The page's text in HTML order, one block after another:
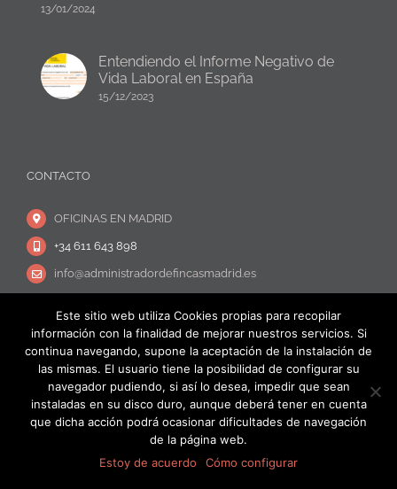
13/01/2024
Entendiendo el Informe Negativo de
Vida Laboral en España
15/12/2023
CONTACTO
OFICINAS EN MADRID
+34 611 643 898
info@administradordefincasmadrid.es
Copyright © Admigestión Norte |Aviso Legal| Política de privacidad y
Protección de datos
Facebook
Este sitio web utiliza Cookies propias para recopilar
información con la finalidad de mejorar nuestros servicios. Si
continua navegando, supone la aceptación de la instalación de
las mismas. El usuario tiene la posibilidad de configurar su
navegador pudiendo, si así lo desea, impedir que sean
instaladas en su disco duro, aunque deberá tener en cuenta
que dicha acción podrá ocasionar dificultades de navegación
de la página web.
Estoy de acuerdo
Cómo configurar